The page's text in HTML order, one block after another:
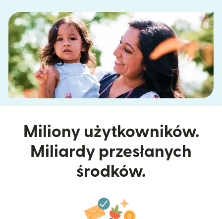
Miliony użytkowników.
Miliardy przesłanych
środków.